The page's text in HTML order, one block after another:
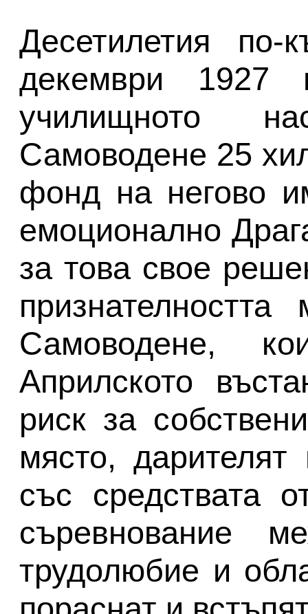
Десетилетия
декември
училищното
Самоводене 25
фонд на негово
емоционално
за това свое
Самоводене,
Априлското
риск за
място,
със средствата
съревнование
трудолюбие и